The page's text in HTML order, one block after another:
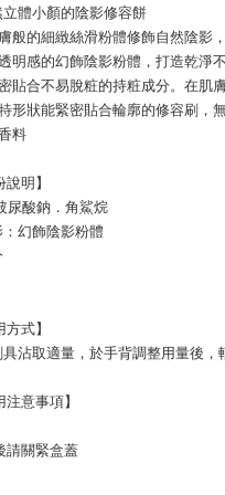
體小顏的陰影修容餅
般的細緻絲滑粉體修飾自然陰影
明感的幻飾陰影粉體，打造乾淨
貼合不易脫粧的持粧成分。在肌
形狀能緊密貼合輪廓的修容刷，
料
說明】
尿酸鈉．角鯊烷
幻飾陰影粉體
方式】
沾取適量，於手背調整用量後，
用注意事項】
後請關緊盒蓋